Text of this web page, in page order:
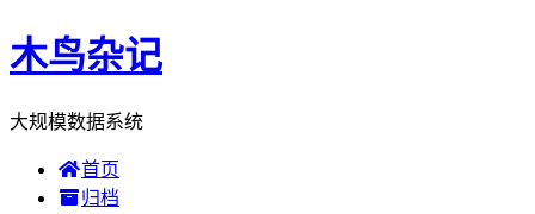
木鸟杂记
大规模数据系统
首页
归档